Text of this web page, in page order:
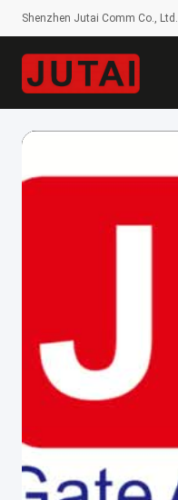
Shenzhen Jutai Comm Co., Ltd.